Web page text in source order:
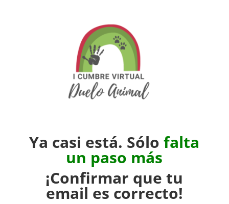
Ya casi está. Sólofalta
un paso más
¡Confirmar que tu
email es correcto!